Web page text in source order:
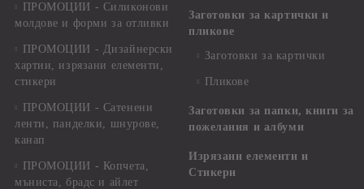
ПРОМОЦИИ - Силиконови
молдове и форми за отливки
ПРОМОЦИИ - Дизайнерски
хартии, изрязани елементи,
стикери
ПРОМОЦИИ - Сатенени
ленти, панделки, шнурове,
канап
ПРОМОЦИИ - Копчета,
мъниста, брадс и айлет
Заготовки за картички и
пликове
Заготовки за картички
Пликове
Заготовки за папки, книги за
пожелания и албуми
Изрязани елементи и
Стикери